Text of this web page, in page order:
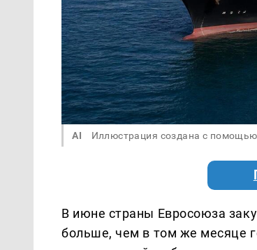
AI Иллюстрация создана с
В июне страны Евросоюза
больше, чем в том же месяце